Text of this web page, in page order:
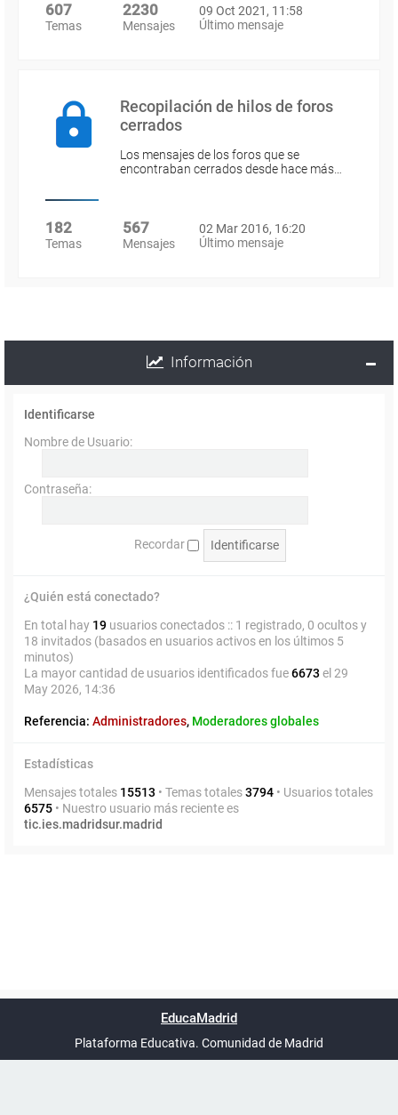
607
Temas
2230
Mensajes
09 Oct 2021, 11:58
Último mensaje
Recopilación de hilos de foros
cerrados
Los mensajes de los foros que se
encontraban cerrados desde hace más…
182
Temas
567
Mensajes
02 Mar 2016, 16:20
Último mensaje
Información
Identificarse
Nombre de Usuario:
Contraseña:
Recordar
¿Quién está conectado?
En total hay 19 usuarios conectados :: 1 registrado, 0 ocultos y
18 invitados (basados en usuarios activos en los últimos 5
minutos)
La mayor cantidad de usuarios identificados fue6673 el 29
May 2026, 14:36
Referencia: Administradores, Moderadores globales
Estadísticas
Mensajes totales 15513 • Temas totales3794 • Usuarios totales
6575 • Nuestro usuario más reciente es
tic.ies.madridsur.madrid
UTC+02:00
phpBB España
EducaMadrid
Plataforma Educativa. Comunidad de Madrid